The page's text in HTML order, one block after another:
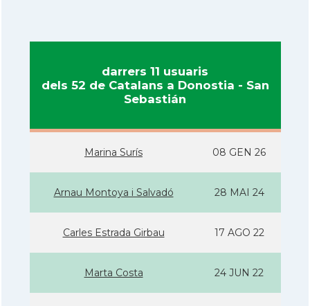
darrers 11 usuaris
dels 52 de Catalans a Donostia - San
Sebastián
Marina Surís 08 GEN 26
Arnau Montoya i Salvadó 28 MAI 24
Carles Estrada Girbau 17 AGO 22
Marta Costa 24 JUN 22